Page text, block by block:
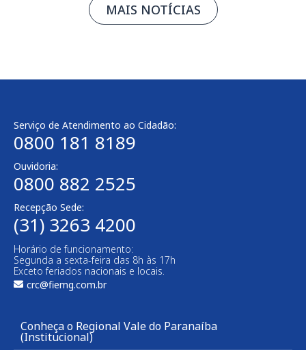
MAIS NOTÍCIAS
Serviço de Atendimento ao Cidadão:
0800 181 8189
Ouvidoria:
0800 882 2525
Recepção Sede:
(31) 3263 4200
Horário de funcionamento:
Segunda a sexta-feira das 8h às 17h
Exceto feriados nacionais e locais.
crc@fiemg.com.br
Conheça o Regional Vale do Paranaíba
(Institucional)